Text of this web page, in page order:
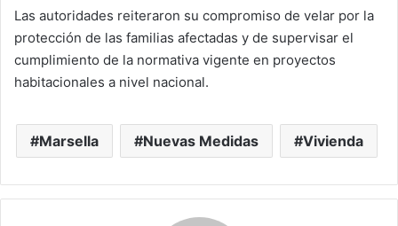
Las autoridades reiteraron su compromiso de velar por la
protección de las familias afectadas y de supervisar el
cumplimiento de la normativa vigente en proyectos
habitacionales a nivel nacional.
Marsella Nuevas Medidas Vivienda